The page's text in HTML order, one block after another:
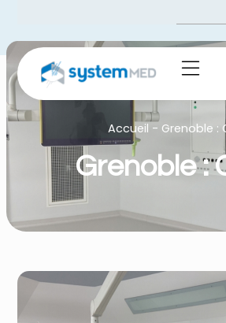
Accueil - Grenoble :
Grenoble :